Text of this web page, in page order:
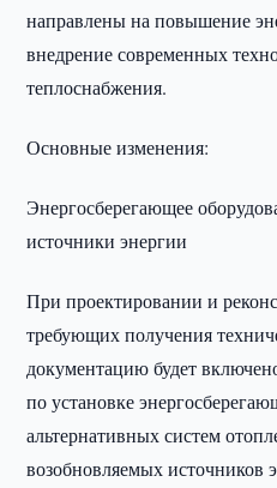
направлены на повышение
внедрение современных
теплоснабжения.
Основные изменения:
Энергосберегающее
источники энергии
При проектировании и
требующих получения
документацию будет
по установке
альтернативных систем
возобновляемых источников